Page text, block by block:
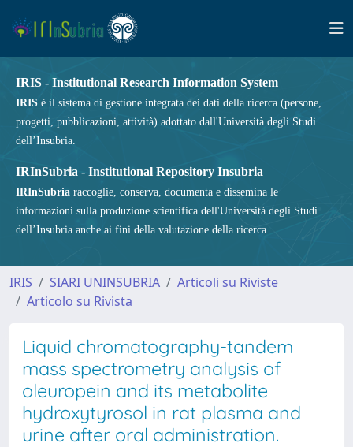
IRIS - Institutional Research Information System
IRIS è il sistema di gestione integrata dei dati della ricerca (persone,
progetti, pubblicazioni, attività) adottato dall'Università degli Studi
dell’Insubria.
IRInSubria - Institutional Repository Insubria
IRInSubria raccoglie, conserva, documenta e dissemina le
informazioni sulla produzione scientifica dell'Università degli Studi
dell’Insubria anche ai fini della valutazione della ricerca.
IRIS SIARI UNINSUBRIA
Articoli su Riviste
Articolo su Rivista
Liquid chromatography-tandem
mass spectrometry analysis of
oleuropein and its metabolite
hydroxytyrosol in rat plasma and
urine after oral administration.